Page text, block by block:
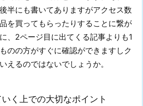
半にも書いてありますがアクセス数
を買ってもらったりすることに繋が
、2ページ目に出てくる記事よりも1
のの方がすぐに確認ができますしク
えるのではないでしょうか。
く上での大切なポイント